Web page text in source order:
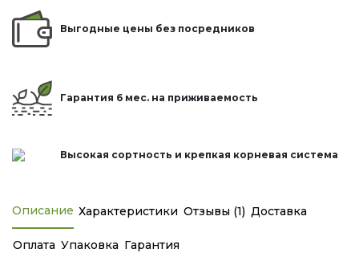
Выгодные цены без посредников
Гарантия 6 мес. на приживаемость
Высокая сортность и крепкая корневая система
Описание Характеристики Отзывы (1) Доставка
Оплата Упаковка Гарантия